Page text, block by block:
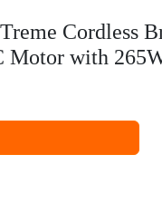
Cordless
Motor with